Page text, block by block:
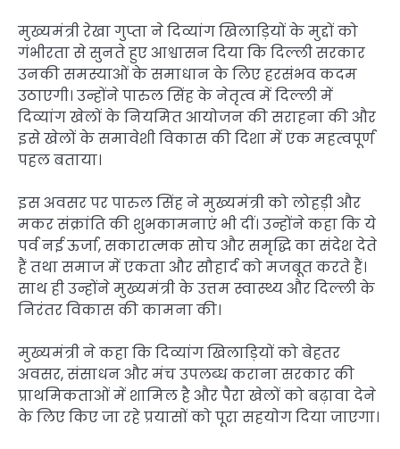
मुख्यमंत्री रेखा गुप्ता ने दिव्यांग खिलाड़ियों के मुद्दों को
गंभीरता से सुनते हुए आश्वासन दिया कि दिल्ली सरकार
उनकी समस्याओं के समाधान के लिए हरसंभव कदम
उठाएगी। उन्होंने पारुल सिंह के नेतृत्व में दिल्ली में
दिव्यांग खेलों के नियमित आयोजन की सराहना की और
इसे खेलों के समावेशी विकास की दिशा में एक महत्वपूर्ण
पहल बताया।
इस अवसर पर पारुल सिंह ने मुख्यमंत्री को लोहड़ी और
मकर संक्रांति की शुभकामनाएं भी दीं। उन्होंने कहा कि ये
पर्व नई ऊर्जा, सकारात्मक सोच और समृद्धि का संदेश देते
हैं तथा समाज में एकता और सौहार्द को मजबूत करते हैं।
साथ ही उन्होंने मुख्यमंत्री के उत्तम स्वास्थ्य और दिल्ली के
निरंतर विकास की कामना की।
मुख्यमंत्री ने कहा कि दिव्यांग खिलाड़ियों को बेहतर
अवसर, संसाधन और मंच उपलब्ध कराना सरकार की
प्राथमिकताओं में शामिल है और पैरा खेलों को बढ़ावा देने
के लिए किए जा रहे प्रयासों को पूरा सहयोग दिया जाएगा।